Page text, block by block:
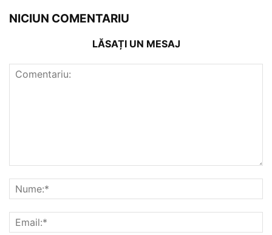
NICIUN COMENTARIU
LĂSAȚI UN MESAJ